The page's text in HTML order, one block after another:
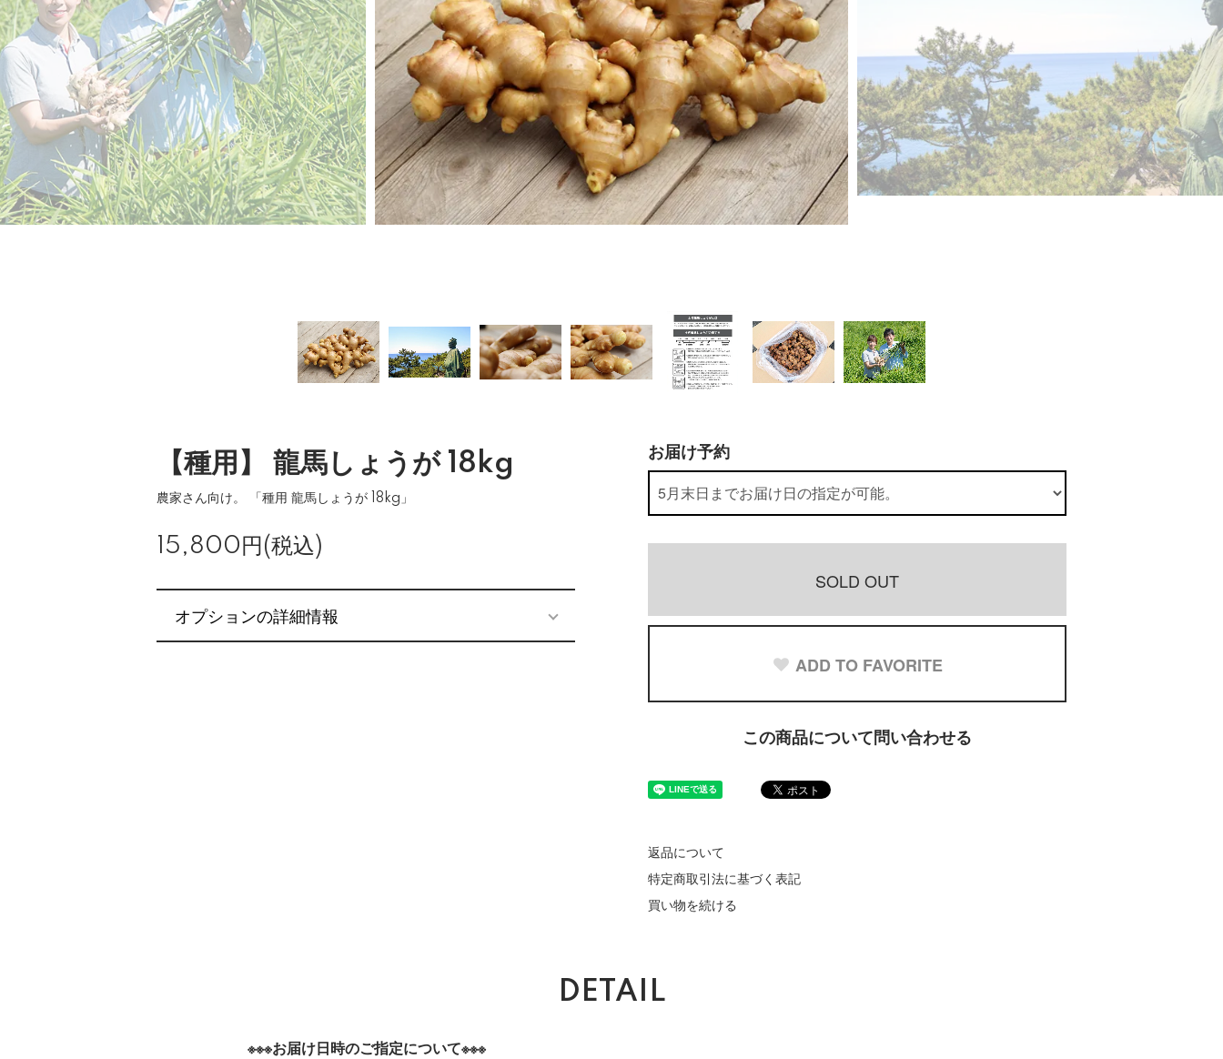
【種用】 龍馬しょうが 18kg
農家さん向け。 「種用 龍馬しょうが 18kg」
15,800円(税込)
オプションの詳細情報
お届け予約
SOLD OUT
ADD TO FAVORITE
この商品について問い合わせる
返品について
特定商取引法に基づく表記
買い物を続ける
DETAIL
※※※お届け日時のご指定について※※※